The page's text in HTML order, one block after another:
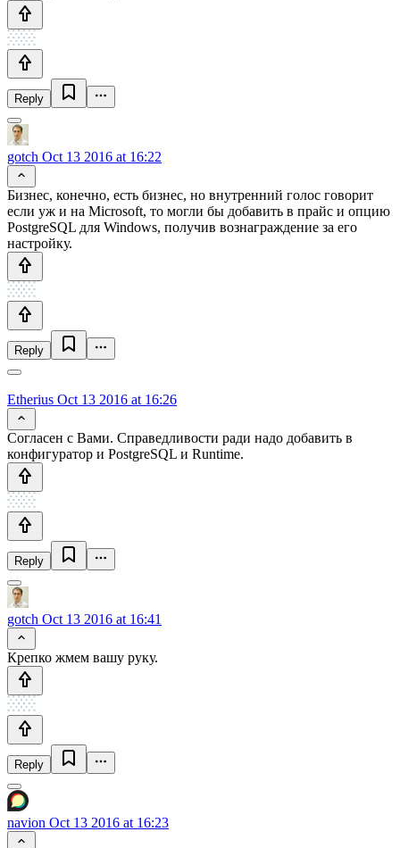
Reply
gotch Oct 13 2016 at 16:22
Бизнес, конечно, есть бизнес, но внутренний голос говорит
если уж и на Microsoft, то могли бы добавить в прайс и опцию
PostgreSQL для Windows, получив вознаграждение за его
настройку.
Reply
Etherius Oct 13 2016 at 16:26
Согласен с Вами. Справедливости ради надо добавить в
конфигуратор и PostgreSQL и Runtime.
Reply
gotch Oct 13 2016 at 16:41
Крепко жмем вашу руку.
Reply
navion Oct 13 2016 at 16:23